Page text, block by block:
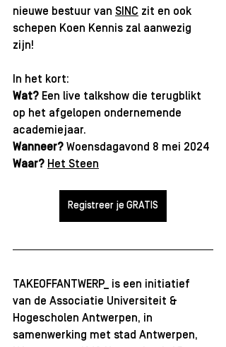
nieuwe bestuur van SINC zit en ook
schepen Koen Kennis zal aanwezig
zijn!
In het kort:
Wat? Een live talkshow die terugblikt
op het afgelopen ondernemende
academiejaar.
Wanneer? Woensdagavond 8 mei 2024
Waar? Het Steen
Registreer je GRATIS
TAKEOFFANTWERP_ is een initiatief
van de Associatie Universiteit &
Hogescholen Antwerpen, in
samenwerking met stad Antwerpen,